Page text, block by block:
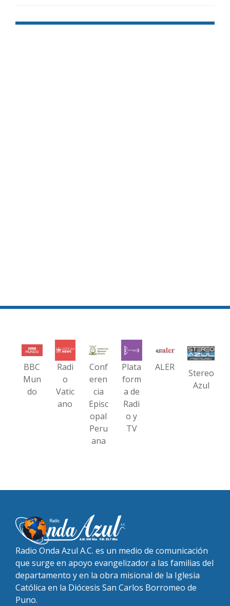
BBC
Mun
do
Radi
o
Vatic
ano
Conf
eren
cia
Episc
opal
Peru
ana
Plata
form
a de
Radi
o y
TV
ALER
Stereo
Azul
Radio Onda Azul A.C. es un medio de comunicación
que surge en apoyo evangelizador a las familias del
departamento y en la obra misional de la Iglesia
Católica en la Diócesis San Carlos Borromeo de
Puno.